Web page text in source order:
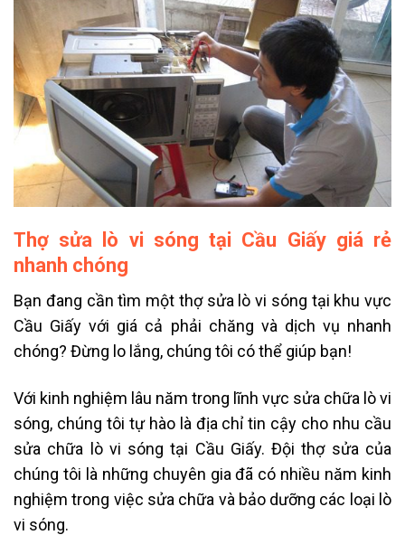
Thợ sửa lò vi sóng tại Cầu Giấy giá rẻ
nhanh chóng
Bạn đang cần tìm một thợ sửa lò vi sóng tại khu vực
Cầu Giấy với giá cả phải chăng và dịch vụ nhanh
chóng? Đừng lo lắng, chúng tôi có thể giúp bạn!
Với kinh nghiệm lâu năm trong lĩnh vực sửa chữa lò vi
sóng, chúng tôi tự hào là địa chỉ tin cậy cho nhu cầu
sửa chữa lò vi sóng tại Cầu Giấy. Đội thợ sửa của
chúng tôi là những chuyên gia đã có nhiều năm kinh
nghiệm trong việc sửa chữa và bảo dưỡng các loại lò
vi sóng.